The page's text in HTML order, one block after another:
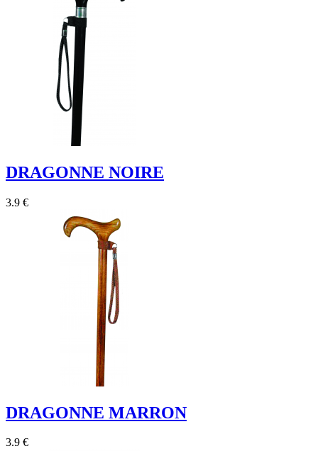
DRAGONNE NOIRE
3.9 €
DRAGONNE MARRON
3.9 €